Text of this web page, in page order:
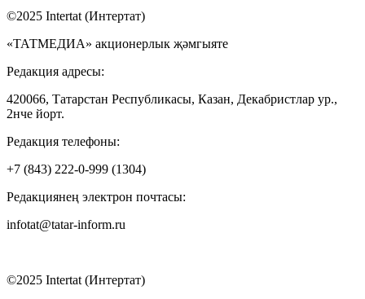
©2025 Intertat (Интертат)
«ТАТМЕДИА» акционерлык җәмгыяте
Редакция адресы:
420066, Татарстан Республикасы, Казан, Декабристлар ур.,
2нче йорт.
Редакция телефоны:
+7 (843) 222-0-999 (1304)
Редакциянең электрон почтасы:
infotat@tatar-inform.ru
©2025 Intertat (Интертат)